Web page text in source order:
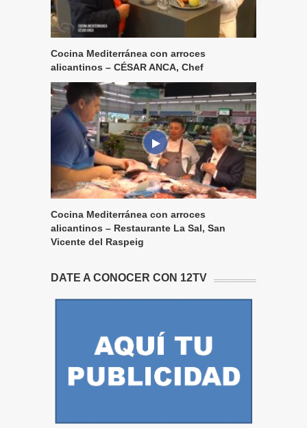
Cocina Mediterránea con arroces
alicantinos – CÉSAR ANCA, Chef
Cocina Mediterránea con arroces
alicantinos – Restaurante La Sal, San
Vicente del Raspeig
DATE A CONOCER CON 12TV